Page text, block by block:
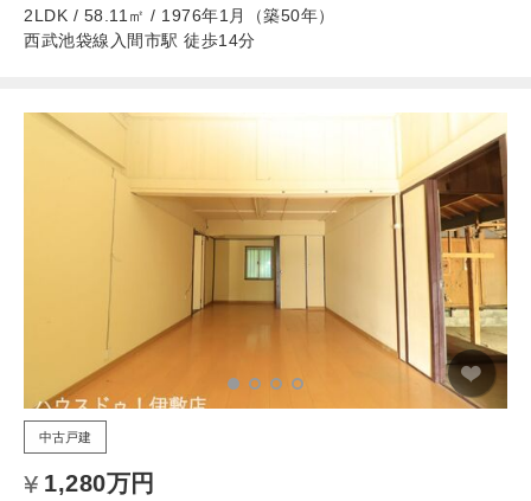
2LDK / 58.11㎡ / 1976年1月（築50年）
西武池袋線入間市駅 徒歩14分
中古戸建
1,280万円